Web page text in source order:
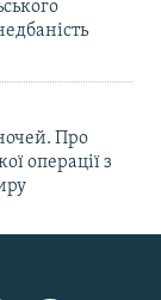
Про
операції з